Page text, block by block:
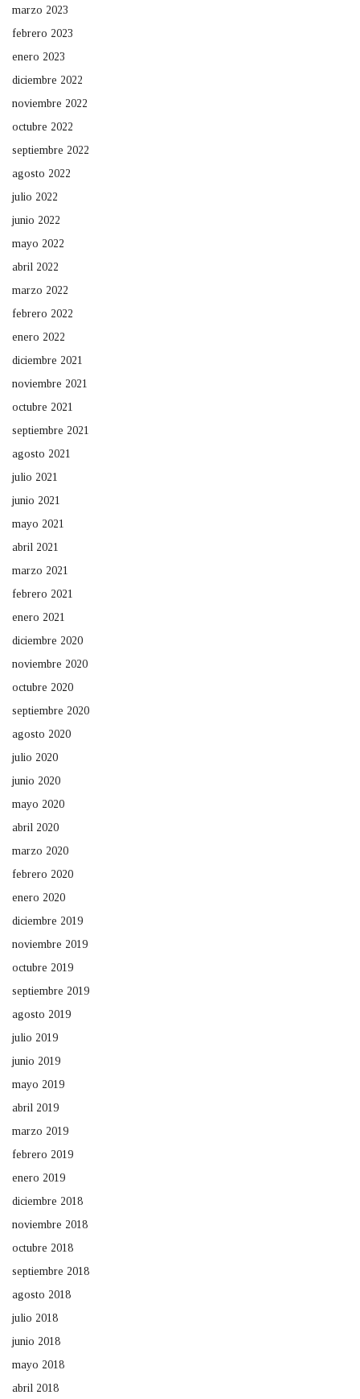
marzo 2023
febrero 2023
enero 2023
diciembre 2022
noviembre 2022
octubre 2022
septiembre 2022
agosto 2022
julio 2022
junio 2022
mayo 2022
abril 2022
marzo 2022
febrero 2022
enero 2022
diciembre 2021
noviembre 2021
octubre 2021
septiembre 2021
agosto 2021
julio 2021
junio 2021
mayo 2021
abril 2021
marzo 2021
febrero 2021
enero 2021
diciembre 2020
noviembre 2020
octubre 2020
septiembre 2020
agosto 2020
julio 2020
junio 2020
mayo 2020
abril 2020
marzo 2020
febrero 2020
enero 2020
diciembre 2019
noviembre 2019
octubre 2019
septiembre 2019
agosto 2019
julio 2019
junio 2019
mayo 2019
abril 2019
marzo 2019
febrero 2019
enero 2019
diciembre 2018
noviembre 2018
octubre 2018
septiembre 2018
agosto 2018
julio 2018
junio 2018
mayo 2018
abril 2018